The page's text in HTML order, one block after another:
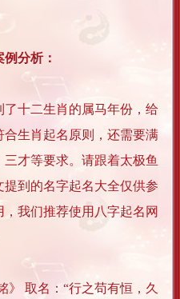
分析：
了十二生肖的属马年份，给
生肖起名原则，还需要满
才等要求。请跟着太极鱼
到的名字起名大全仅供参
我们推荐使用八字起名网
取名：“行之苟有恒，久